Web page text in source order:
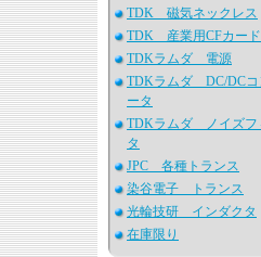
TDK 磁気ネックレス
TDK 産業用CFカード
TDKラムダ 電源
TDKラムダ DC/DCコ
ータ
TDKラムダ ノイズフ
タ
JPC 各種トランス
染谷電子 トランス
光輪技研 インダクタ
在庫限り